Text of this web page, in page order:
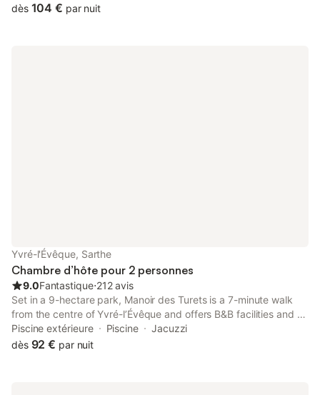
dès 104 € par nuit
Yvré-l'Évêque, Sarthe
Chambre d’hôte pour 2 personnes
9.0Fantastique⋅212 avis
Set in a 9-hectare park, Manoir des Turets is a 7-minute walk
from the centre of Yvré-l’Évêque and offers B&B facilities and a
terrace. Free bicycles are available to discover the area and
there is also a children’s playground.
Piscine extérieure Piscine
Jacuzzi
dès 92 € par nuit